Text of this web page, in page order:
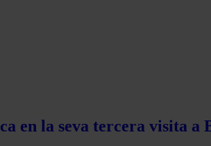
en la seva tercera visita a